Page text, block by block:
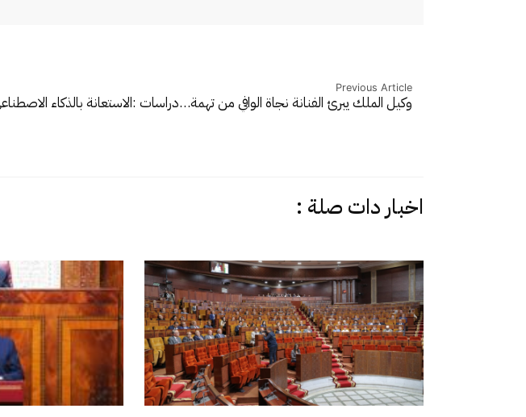
Previous Article
وكيل الملك يبرئ الفنانة نجاة الوافي من تهمة…دراسات :الاستعانة بالذكاء
اخبار دات صلة :